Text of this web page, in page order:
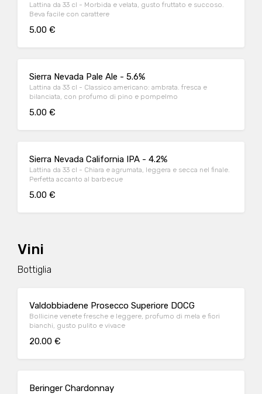
Lattina da 33 cl - Morbida e velata, gusto fruttato e succoso.
Beva facile con carattere
5.00 €
Sierra Nevada Pale Ale - 5.6%
Lattina da 33 cl - Classico americano: ambrata. fresca e
bilanciata, con profumo di pino e pompelmo
5.00 €
Sierra Nevada California IPA - 4.2%
Lattina da 33 cl - Chiara e agrumata, leggera e secca nel finale.
Perfetta accanto al barbecue
5.00 €
Vini
Bottiglia
Valdobbiadene Prosecco Superiore DOCG
Bollicine venete fresche e leggere, profumo di mela e fiori
bianchi, gusto pulito e vivace
20.00 €
Beringer Chardonnay